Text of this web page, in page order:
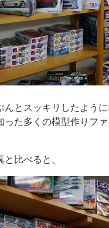
とスッキリしたように
った多くの模型作りフ
比べると、